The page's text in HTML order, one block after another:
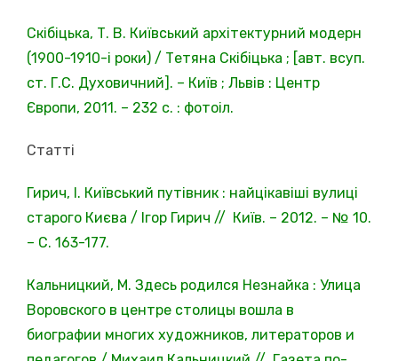
Скібіцька, Т. В. Київський архітектурний модерн
(1900-1910-і роки) / Тетяна Скібіцька ; [авт. всуп.
ст. Г.С. Духовичний]. – Київ ; Львів : Центр
Європи, 2011. – 232 с. : фотоіл.
Статті
Гирич, І. Київський путівник : найцікавіші вулиці
старого Києва / Ігор Гирич // Київ. – 2012. – № 10.
– С. 163-177.
Кальницкий, М. Здесь родился Незнайка : Улица
Воровского в центре столицы вошла в
биографии многих художников, литераторов и